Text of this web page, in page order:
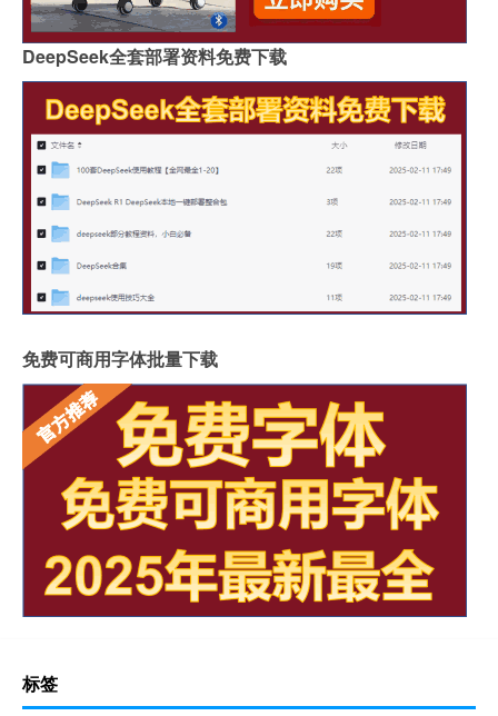
DeepSeek全套部署资料免费下载
免费可商用字体批量下载
标签